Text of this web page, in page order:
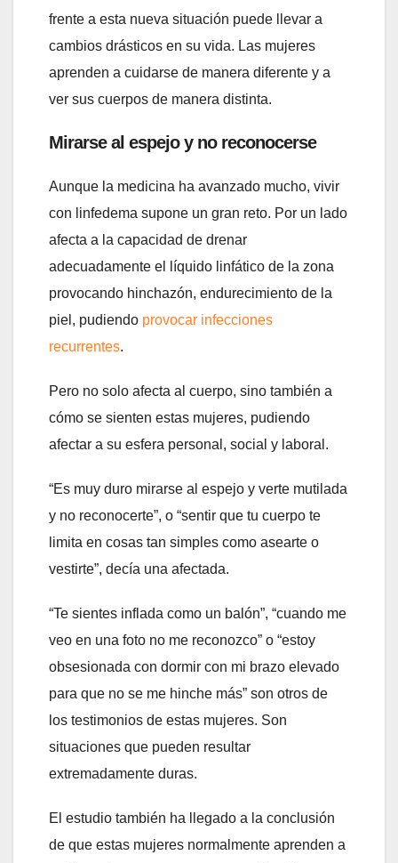
frente a esta nueva situación puede llevar a
cambios drásticos en su vida. Las mujeres
aprenden a cuidarse de manera diferente y a
ver sus cuerpos de manera distinta.
Mirarse al espejo y no reconocerse
Aunque la medicina ha avanzado mucho, vivir
con linfedema supone un gran reto. Por un lado
afecta a la capacidad de drenar
adecuadamente el líquido linfático de la zona
provocando hinchazón, endurecimiento de la
piel, pudiendo provocar infecciones
recurrentes.
Pero no solo afecta al cuerpo, sino también a
cómo se sienten estas mujeres, pudiendo
afectar a su esfera personal, social y laboral.
“Es muy duro mirarse al espejo y verte mutilada
y no reconocerte”, o “sentir que tu cuerpo te
limita en cosas tan simples como asearte o
vestirte”, decía una afectada.
“Te sientes inflada como un balón”, “cuando me
veo en una foto no me reconozco” o “estoy
obsesionada con dormir con mi brazo elevado
para que no se me hinche más” son otros de
los testimonios de estas mujeres. Son
situaciones que pueden resultar
extremadamente duras.
El estudio también ha llegado a la conclusión
de que estas mujeres normalmente aprenden a